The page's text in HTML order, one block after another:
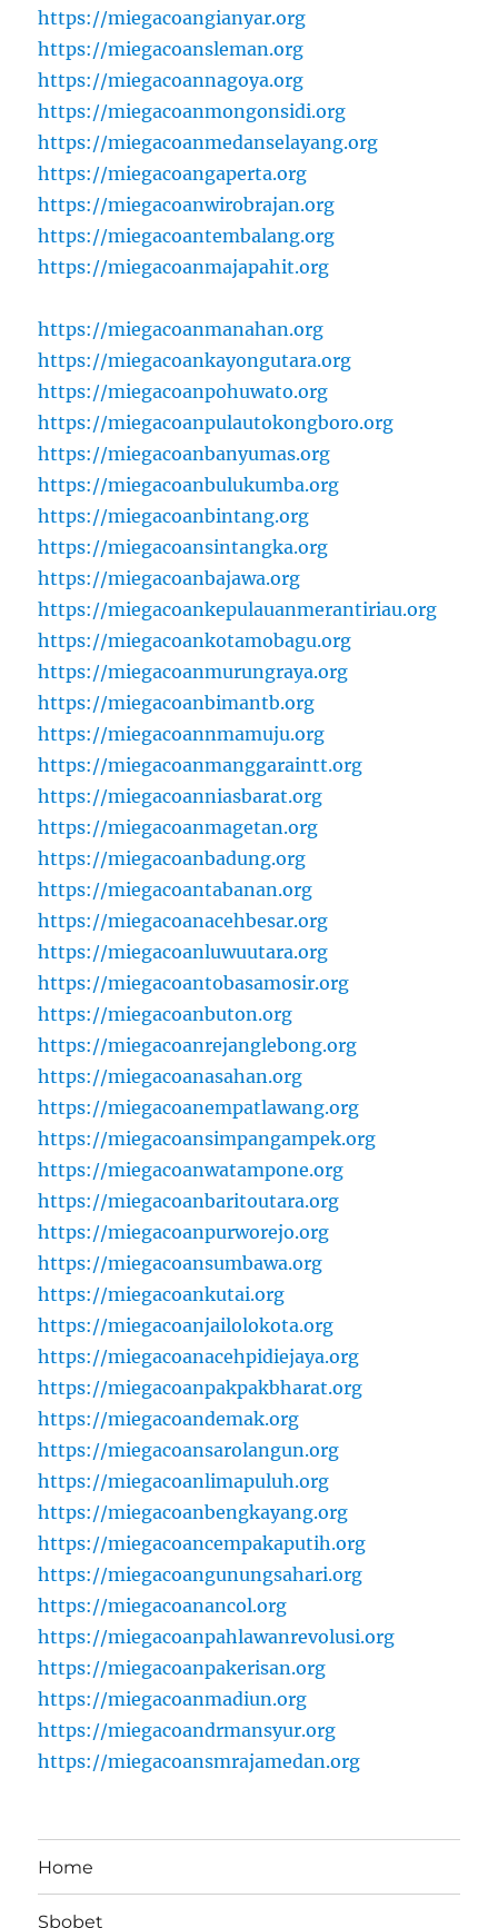
https://miegacoangianyar.org
https://miegacoansleman.org
https://miegacoannagoya.org
https://miegacoanmongonsidi.org
https://miegacoanmedanselayang.org
https://miegacoangaperta.org
https://miegacoanwirobrajan.org
https://miegacoantembalang.org
https://miegacoanmajapahit.org
https://miegacoanmanahan.org
https://miegacoankayongutara.org
https://miegacoanpohuwato.org
https://miegacoanpulautokongboro.org
https://miegacoanbanyumas.org
https://miegacoanbulukumba.org
https://miegacoanbintang.org
https://miegacoansintangka.org
https://miegacoanbajawa.org
https://miegacoankepulauanmerantiriau.org
https://miegacoankotamobagu.org
https://miegacoanmurungraya.org
https://miegacoanbimantb.org
https://miegacoannmamuju.org
https://miegacoanmanggaraintt.org
https://miegacoanniasbarat.org
https://miegacoanmagetan.org
https://miegacoanbadung.org
https://miegacoantabanan.org
https://miegacoanacehbesar.org
https://miegacoanluwuutara.org
https://miegacoantobasamosir.org
https://miegacoanbuton.org
https://miegacoanrejanglebong.org
https://miegacoanasahan.org
https://miegacoanempatlawang.org
https://miegacoansimpangampek.org
https://miegacoanwatampone.org
https://miegacoanbaritoutara.org
https://miegacoanpurworejo.org
https://miegacoansumbawa.org
https://miegacoankutai.org
https://miegacoanjailolokota.org
https://miegacoanacehpidiejaya.org
https://miegacoanpakpakbharat.org
https://miegacoandemak.org
https://miegacoansarolangun.org
https://miegacoanlimapuluh.org
https://miegacoanbengkayang.org
https://miegacoancempakaputih.org
https://miegacoangunungsahari.org
https://miegacoanancol.org
https://miegacoanpahlawanrevolusi.org
https://miegacoanpakerisan.org
https://miegacoanmadiun.org
https://miegacoandrmansyur.org
https://miegacoansmrajamedan.org
Home
Sbobet